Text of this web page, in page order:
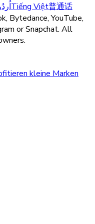
Tiếng Việt普通话
Bytedance, YouTube,
or Snapchat. All
kleine Marken